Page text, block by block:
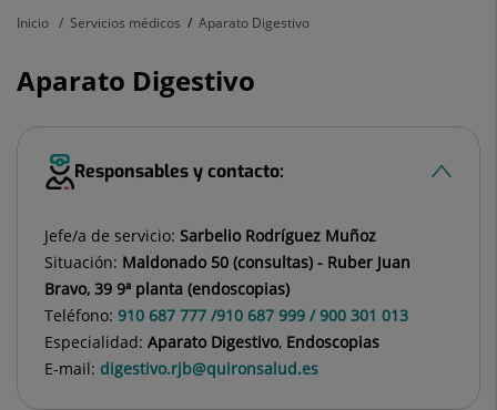
Inicio Servicios médicos Aparato Digestivo
Aparato Digestivo
Responsables y contacto:
Jefe/a de servicio: Sarbelio Rodríguez Muñoz
Situación: Maldonado 50 (consultas) - Ruber Juan
Bravo, 39 9ª planta (endoscopias)
Teléfono: 910 687 777 /910 687 999 / 900 301 013
Especialidad: Aparato Digestivo, Endoscopias
E-mail: digestivo.rjb@quironsalud.es